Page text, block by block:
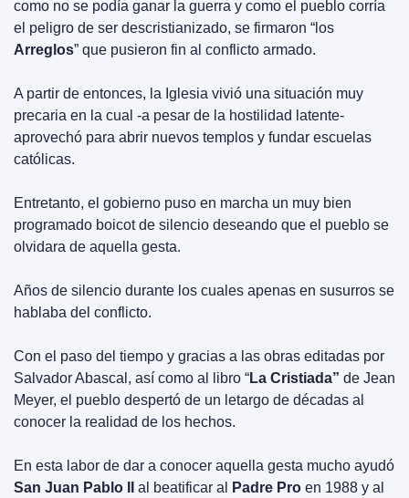
como no se podía ganar la guerra y como el pueblo corría
Arreglos” que pusieron fin al conflicto armado.
A partir de entonces, la Iglesia vivió una situación muy
precaria en la cual -a pesar de la hostilidad latente-
aprovechó para abrir nuevos templos y fundar escuelas
católicas.
Entretanto, el gobierno puso en marcha un muy bien
programado boicot de silencio deseando que el pueblo se
olvidara de aquella gesta.
Años de silencio durante los cuales apenas en susurros se
hablaba del conflicto.
Con el paso del tiempo y gracias a las obras editadas por
Salvador Abascal, así como al libro “La Cristiada” de Jean
Meyer, el pueblo despertó de un letargo de décadas al
conocer la realidad de los hechos.
San Juan Pablo II
al beatificar al Padre Pro en 1988 y al